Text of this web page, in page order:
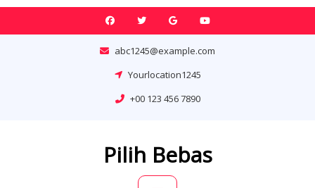
Skip
abc1245@example.com
Yourlocation1245
+00 123 456 7890
Pilih Bebas